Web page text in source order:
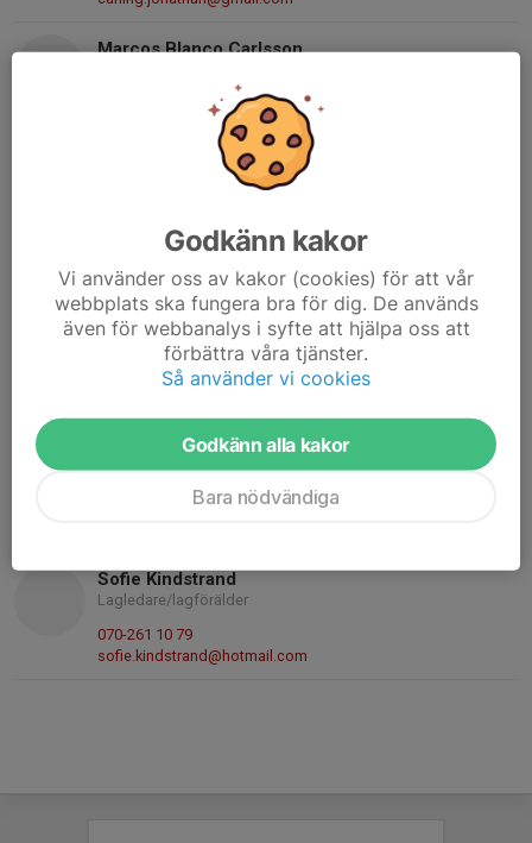
Marcos Blanco Carlsson
marcos.carlsson@sansac.se
070-816 34 84
palle.laurell@gmail.com
Patrik Olsson
Tränare
0702658573
070-265 85 73
Rasmus Gustavsson
Tränare
Sofie Kindstrand
Lagledare/lagförälder
070-261 10 79
sofie.kindstrand@hotmail.com
Godkänn kakor
Vi använder oss av kakor (cookies) för att vår
webbplats ska fungera bra för dig. De används
även för webbanalys i syfte att hjälpa oss att
förbättra våra tjänster.
Så använder vi cookies
Godkänn alla kakor
Bara nödvändiga